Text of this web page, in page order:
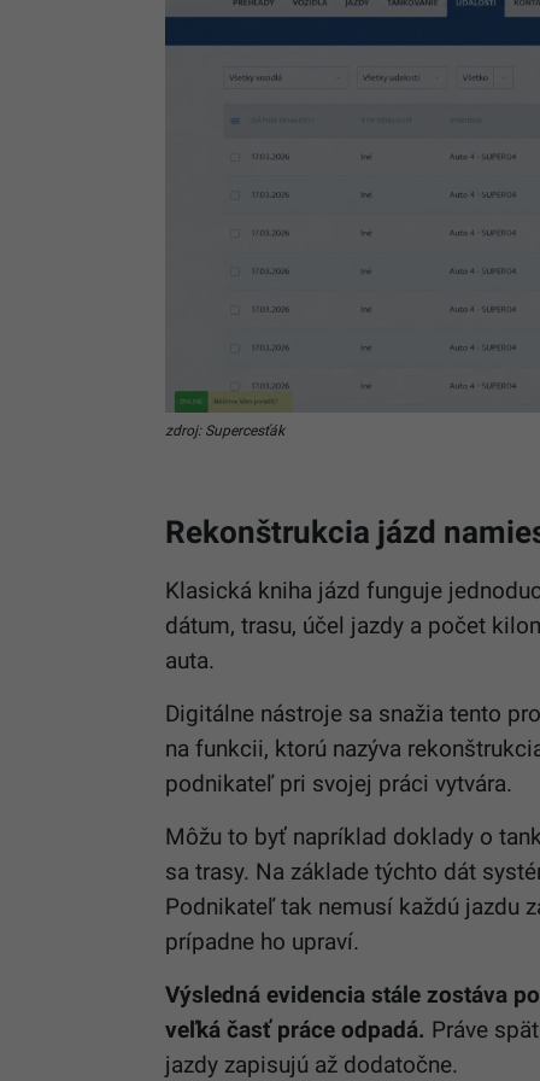
zdroj: Supercesťák
Rekonštrukcia jázd
Klasická kniha jázd funguje
dátum, trasu, účel jazdy a počet
auta.
Digitálne nástroje sa snažia tento
na funkcii, ktorú nazýva
podnikateľ pri svojej práci vytvára.
Môžu to byť napríklad doklady o
sa trasy. Na základe týchto dát
Podnikateľ tak nemusí každú jazdu
prípadne ho upraví.
Výsledná evidencia stále zostáva
veľká časť práce odpadá. Práve
jazdy zapisujú až dodatočne.